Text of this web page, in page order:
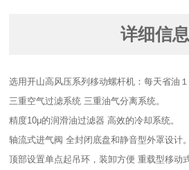
详细信息
选用开山高风压系列移动螺杆机：每天省油１
三重空气过滤系统 三重油气分离系统。
精度10μ的润滑油过滤器 高效的冷却系统。
轴流式进气阀 全封闭底盘和静音型外罩设计。
顶部设置单点起吊环，装卸方便 重载型移动